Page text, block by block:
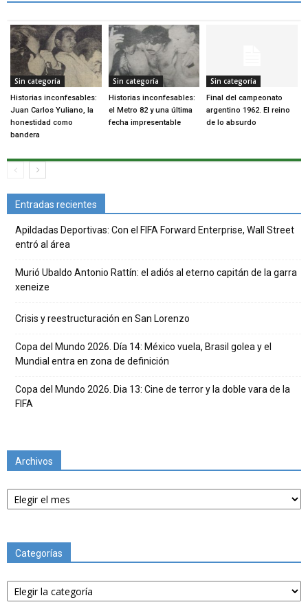
Sin categoría
Historias inconfesables:
Juan Carlos Yuliano, la
honestidad como
bandera
Sin categoría
Historias inconfesables:
el Metro 82 y una última
fecha impresentable
Sin categoría
Final del campeonato
argentino 1962. El reino
de lo absurdo
Entradas recientes
Apildadas Deportivas: Con el FIFA Forward Enterprise, Wall Street
entró al área
Murió Ubaldo Antonio Rattín: el adiós al eterno capitán de la garra
xeneize
Crisis y reestructuración en San Lorenzo
Copa del Mundo 2026. Día 14: México vuela, Brasil golea y el
Mundial entra en zona de definición
Copa del Mundo 2026. Dia 13: Cine de terror y la doble vara de la
FIFA
Archivos
Archivos
Categorías
Categorías